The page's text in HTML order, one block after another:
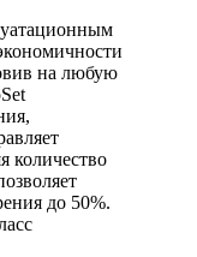
на любую
количество
до 50%.